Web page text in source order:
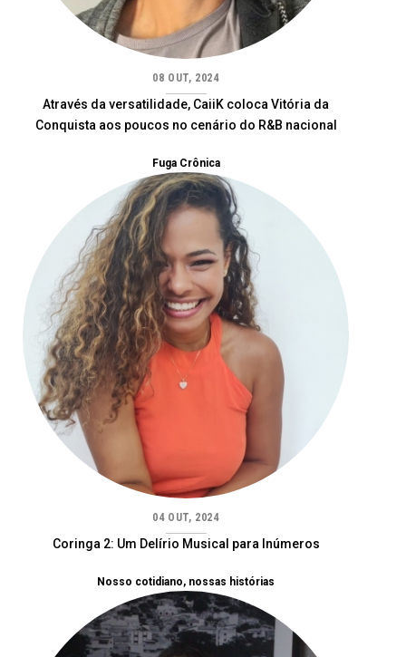
08 OUT, 2024
Através da versatilidade, CaiiK coloca Vitória da
Conquista aos poucos no cenário do R&B nacional
Fuga Crônica
04 OUT, 2024
Coringa 2: Um Delírio Musical para Inúmeros
Nosso cotidiano, nossas histórias